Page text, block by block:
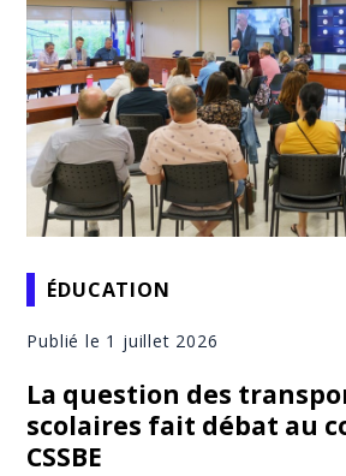
ÉDUCATION
Publié le 1 juillet 2026
La question des
scolaires fait débat au
CSSBE